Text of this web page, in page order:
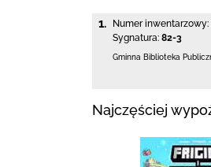
1. Numer inwentarzowy:
Sygnatura: 82-3
Gminna Biblioteka
Najczęściej